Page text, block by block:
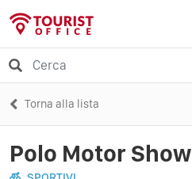
Torna alla lista
Polo Motor Show